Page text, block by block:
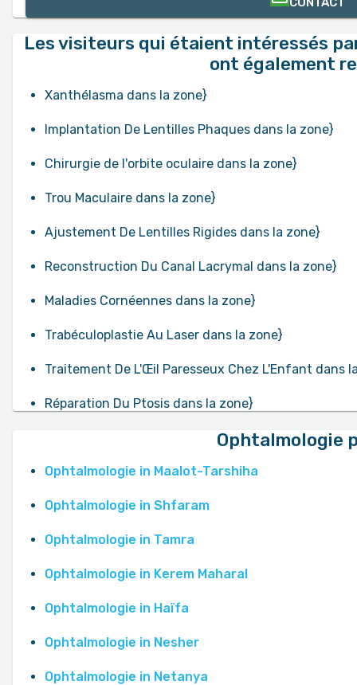
Les visiteurs qui étaient intéressés
ont également
Xanthélasma dans la zone}
Implantation De Lentilles Phaques dans la zone}
Chirurgie de l'orbite oculaire dans la zone}
Trou Maculaire dans la zone}
Ajustement De Lentilles Rigides dans la zone}
Reconstruction Du Canal Lacrymal dans la zone}
Maladies Cornéennes dans la zone}
Trabéculoplastie Au Laser dans la zone}
Traitement De L'Œil Paresseux Chez L'Enfant dans
Réparation Du Ptosis dans la zone}
Ophtalmologie
Ophtalmologie in Maalot-Tarshiha
Ophtalmologie in Shfaram
Ophtalmologie in Tamra
Ophtalmologie in Kerem Maharal
Ophtalmologie in Haïfa
Ophtalmologie in Nesher
Ophtalmologie in Netanya